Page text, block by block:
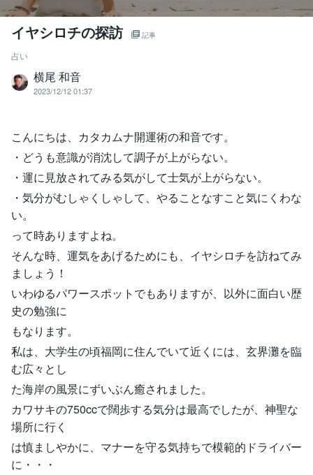
イヤシロチの探訪 記事
占い
横尾 和音
2023/12/12 01:37
こんにちは、カタカムナ開運術の和音です。
・どうも意識が消沈して調子が上がらない。
・運に見放されてみる気がして士気が上がらない。
・気分がむしゃくしゃして、やることなすこと気にくわな
い。
って時ありますよね。
そんな時、運気をあげるためにも、イヤシロチを訪ねてみ
ましょう！
いわゆるパワースポットでもありますが、以外に面白い歴
史の勉強に
もなります。
私は、大学生の頃福岡に住んでいて近くには、玄界灘を臨
む広々とし
た海岸の風景にずいぶん癒されました。
カワサキの750ccで闊歩する気分は最高でしたが、神聖な
場所に行く
は慎ましやかに、マナーを守る気持ちで模範的ドライバー
に・・・